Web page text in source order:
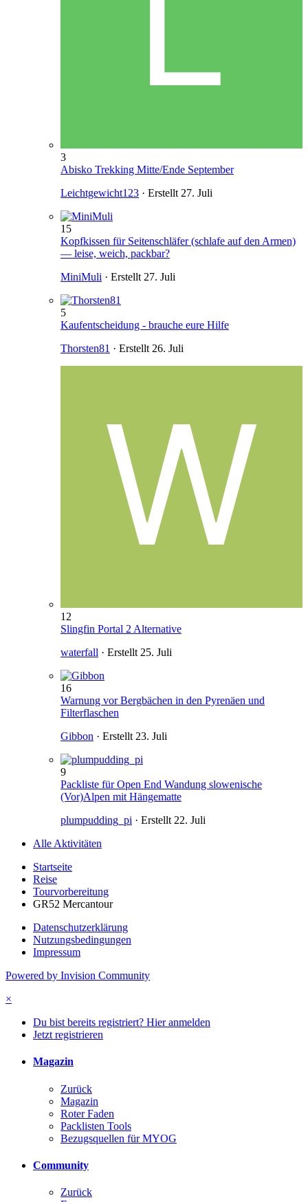
3
Abisko Trekking Mitte/Ende September
Leichtgewicht123 · Erstellt 27. Juli
15
Kopfkissen für Seitenschläfer (schlafe auf den Armen)
— leise, weich, packbar?
MiniMuli · Erstellt 27. Juli
5
Kaufentscheidung - brauche eure Hilfe
Thorsten81 · Erstellt 26. Juli
12
Slingfin Portal 2 Alternative
waterfall · Erstellt 25. Juli
16
Warnung vor Bergbächen in den Pyrenäen und
Filterflaschen
Gibbon · Erstellt 23. Juli
9
Packliste für Open End Wandung slowenische
(Vor)Alpen mit Hängematte
plumpudding_pi · Erstellt 22. Juli
Alle Aktivitäten
Startseite
Reise
Tourvorbereitung
GR52 Mercantour
Datenschutzerklärung
Nutzungsbedingungen
Impressum
Powered by Invision Community
×
Du bist bereits registriert? Hier anmelden
Jetzt registrieren
Magazin
Zurück
Magazin
Roter Faden
Packlisten Tools
Bezugsquellen für MYOG
Community
Zurück